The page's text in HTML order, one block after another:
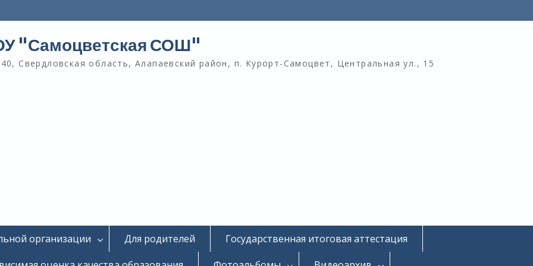
"Самоцветская СОШ"
Свердловская область, Алапаевский район, п. Курорт-Самоцвет, Центральная ул., 15
организации Для родителей
Государственная итоговая аттестация